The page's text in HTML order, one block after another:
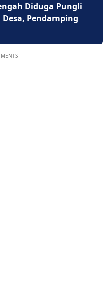
Diduga Pungli
Pendamping